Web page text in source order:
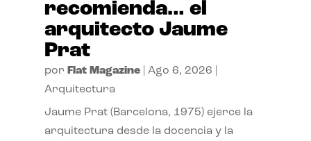
recomienda… el
arquitecto Jaume
Prat
por Flat Magazine| Ago 6, 2026
Arquitectura
Jaume Prat (Barcelona, 1975) ejerce la
arquitectura desde la docencia y la